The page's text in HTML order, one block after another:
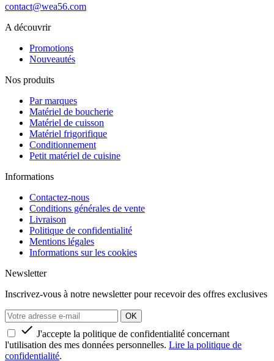
contact@wea56.com
A découvrir
Promotions
Nouveautés
Nos produits
Par marques
Matériel de boucherie
Matériel de cuisson
Matériel frigorifique
Conditionnement
Petit matériel de cuisine
Informations
Contactez-nous
Conditions générales de vente
Livraison
Politique de confidentialité
Mentions légales
Informations sur les cookies
Newsletter
Inscrivez-vous à notre newsletter pour recevoir des offres exclusives
 J'accepte la politique de confidentialité concernant
l'utilisation des mes données personnelles. Lire la politique de
confidentialité.